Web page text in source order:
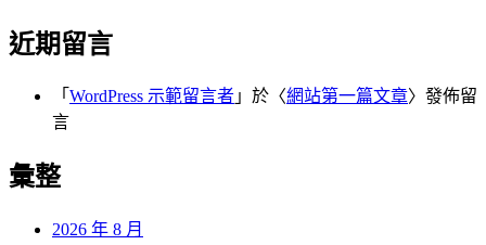
近期留言
「 WordPress 示範留言者 」於〈網站第一篇文章〉發佈留
言
彙整
2026 年 8 月